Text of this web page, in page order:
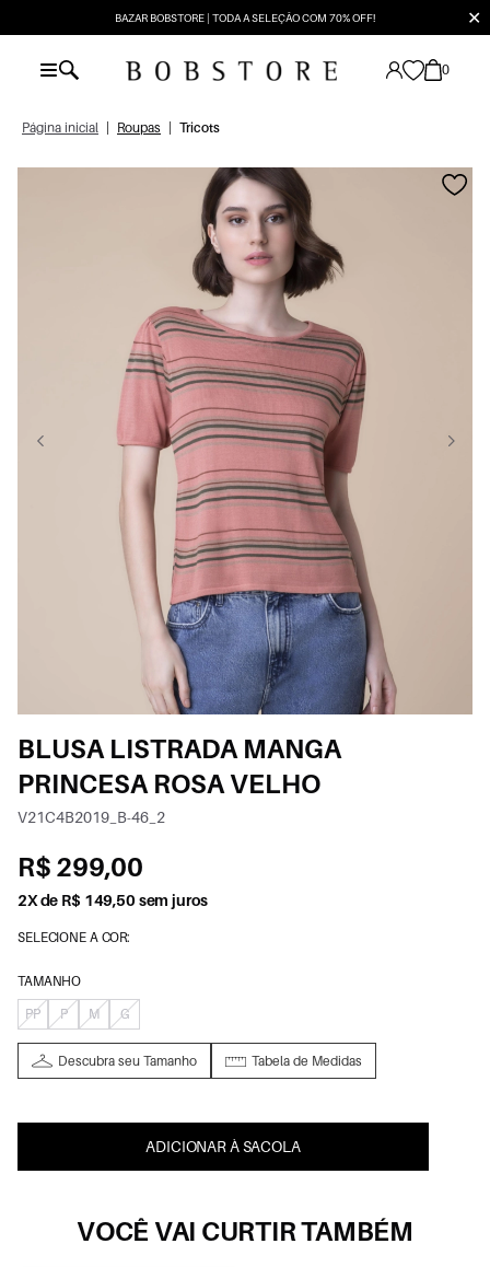
BAZAR BOBSTORE | TODA A SELEÇÃO COM 70% OFF! ✕
0
Página inicial Roupas Tricots
BLUSA LISTRADA MANGA
PRINCESA ROSA VELHO
V21C4B2019_B-46_2
R$ 299,00
2X de R$ 149,50 sem juros
SELECIONE A COR:
TAMANHO
PP
P M G
Descubra seu Tamanho Tabela de Medidas
ADICIONAR À SACOLA
VOCÊ VAI CURTIR TAMBÉM